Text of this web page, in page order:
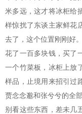
米多远，这才将冰柜给
样惊扰了东谈主家鲜花
去了，这个位置刚刚好。
花了一百多块钱，买了
一个竹菜板，冰柜上放
样品，止境用来招引过
贾念念邈和张兮兮的全
别看这些东西，差未几